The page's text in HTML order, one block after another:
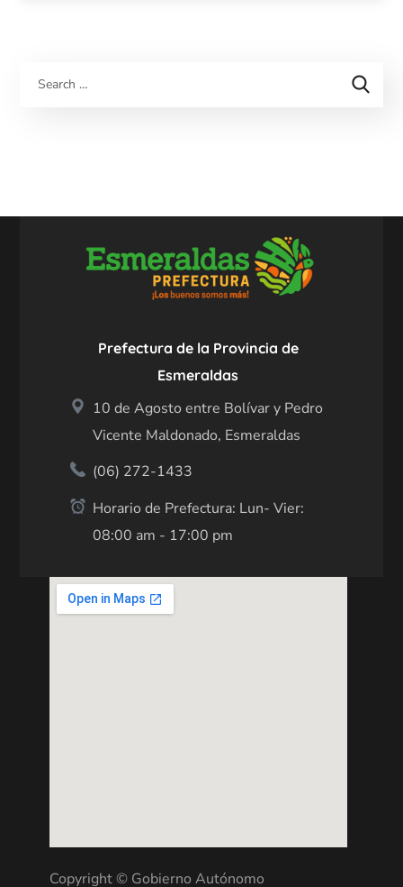
Prefectura de la Provincia de
Esmeraldas
10 de Agosto entre Bolívar y Pedro
Vicente Maldonado, Esmeraldas
(06) 272-1433
Horario de Prefectura: Lun- Vier:
08:00 am - 17:00 pm
Copyright © Gobierno Autónomo